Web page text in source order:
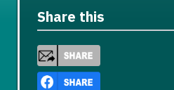
Share this